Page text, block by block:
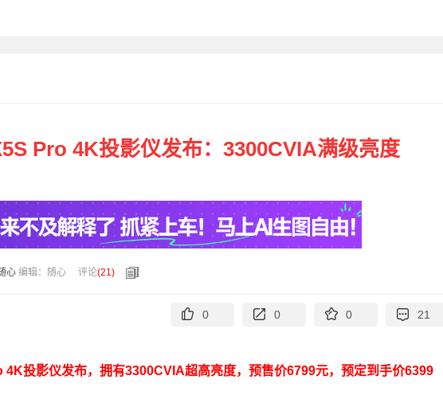
Pro 4K投影仪发布：3300CVIA满级亮度
心 编辑：随心 评论(21)
0 0 0 21
4K投影仪发布，拥有3300CVIA超高亮度，预售价6799元，预定到手价6399